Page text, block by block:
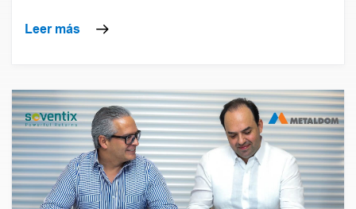
Leer más